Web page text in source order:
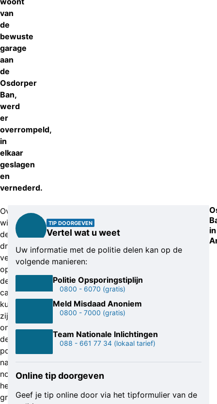
van
de
bewuste
garage
aan
de
Osdorper
Ban,
werd
er
overrompeld,
in
elkaar
geslagen
en
vernederd.
Over
wie
de
drie
verdachten
op
de
camerabeelden
kunnen
zijn,
ontvangt
de
politie
natuurlijk
nog
heel
graag
TIP DOORGEVEN
Vertel wat u weet
Uw informatie met de politie delen kan op de
volgende manieren:
Politie Opsporingstiplijn
0800 - 6070 (gratis)
Meld Misdaad Anoniem
0800 - 7000 (gratis)
Team Nationale Inlichtingen
088 - 661 77 34 (lokaal tarief)
Online tip doorgeven
Geef je tip online door via het tipformulier van de
in